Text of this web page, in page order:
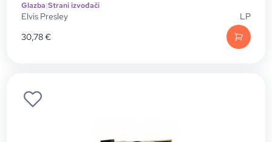
Glazba|Strani izvođači
Elvis Presley
LP
30,78€